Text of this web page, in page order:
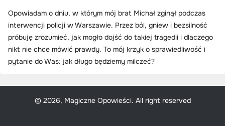
Opowiadam o dniu, w którym mój brat Michał zginął podczas
interwencji policji w Warszawie. Przez ból, gniew i bezsilność
próbuję zrozumieć, jak mogło dojść do takiej tragedii i dlaczego
nikt nie chce mówić prawdy. To mój krzyk o sprawiedliwość i
pytanie do Was: jak długo będziemy milczeć?
© 2026, Magiczne Opowieści. All right reserved